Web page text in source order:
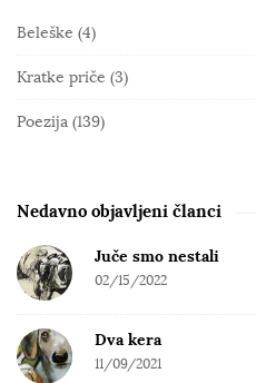
i
e
S
e
a
r
Beleške (4)
Kratke priče (3)
Poezija (139)
Nedavno objavljeni članci
Juče smo nestali
02/15/2022
Dva kera
11/09/2021